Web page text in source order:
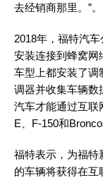
去经销商那里。”。
2018年，福特汽
安装连接到蜂窝网
车型上都安装了调
调器并收集车辆数
汽车才能通过互联
E、F-150和
福特表示，为福特
的车辆将获得在互